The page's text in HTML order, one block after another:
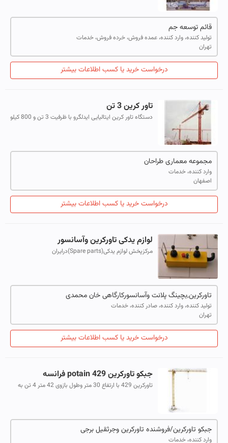
قائم توسعه جم
تولید کننده، وارد کننده، عمده فروش، خرده فروش، خدمات
تهران
درخواست خرید یا کسب اطلاعات بیشتر
تاور کرین 3 تن
دستگاه تاور کرین ایتالیایی ایدلگرو با ظرفیت 3 تن و 800 کیلو
مجموعه معماری طراحان
وارد کننده، خدمات
اصفهان
درخواست خرید یا کسب اطلاعات بیشتر
لوازم یدکی تاورکرین وآسانسور
مرکزپخش لوازم یدکی(Spare parts)درایران
تاورکرین,بچینگ پلانت وآسانسورکارگاهی خان محمدی
تولید کننده، وارد کننده، صادر کننده، خدمات
تهران
درخواست خرید یا کسب اطلاعات بیشتر
جبکو تاورکرین 429 potain فرانسه
تاورکرین 429 با ارتفاع 30 متر وطول بازوی 42 متر 4 تن به
جبکو تاورکرین/فروشنده تاورکرین وجرثقیل برجی
وارد کننده، خدمات